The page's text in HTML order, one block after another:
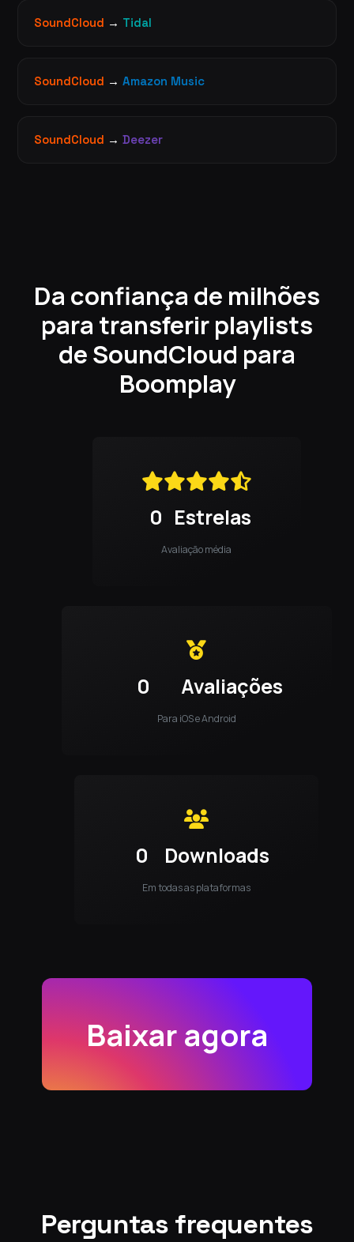
SoundCloud → Tidal
SoundCloud → Amazon Music
SoundCloud → Deezer
Da confiança de milhões
para transferir playlists
de SoundCloud para
Boomplay
0 Estrelas
Avaliação média
0 Avaliações
Para iOS e Android
0 Downloads
Em todas as plataformas
Baixar agora
Perguntas frequentes